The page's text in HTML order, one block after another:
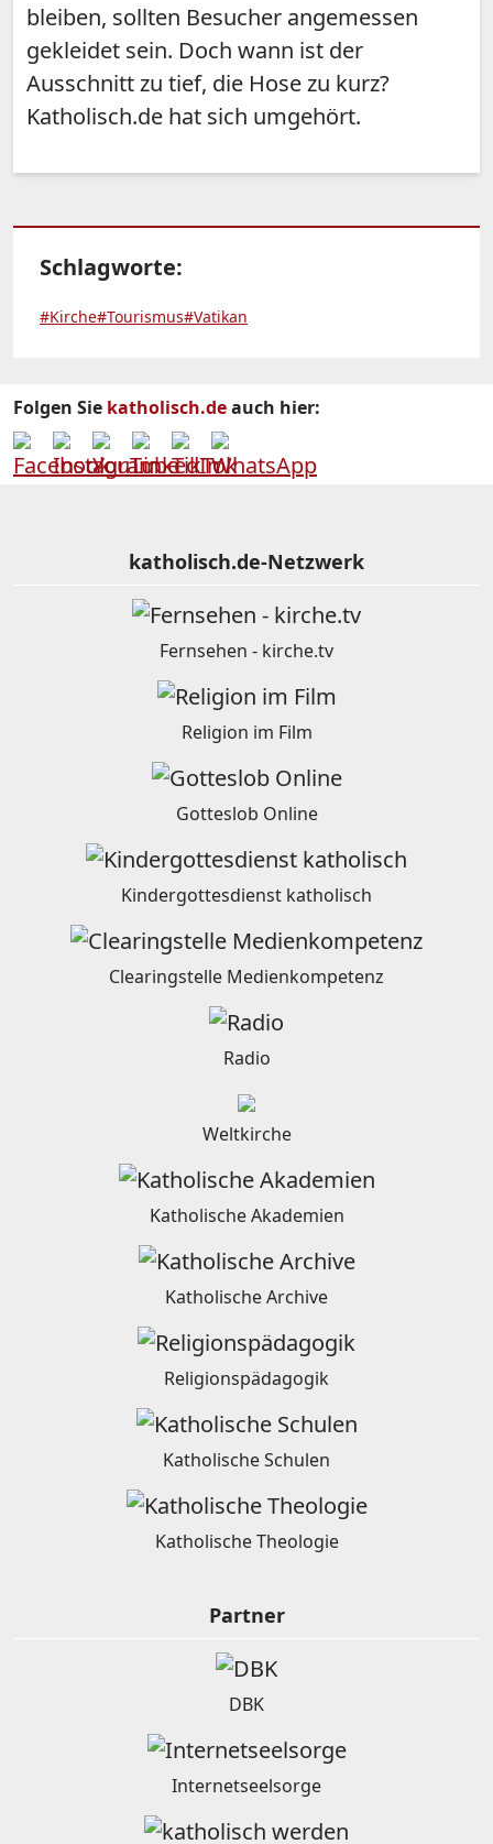
bleiben, sollten Besucher angemessen
gekleidet sein. Doch wann ist der
Ausschnitt zu tief, die Hose zu kurz?
Katholisch.de hat sich umgehört.
Schlagworte:
#Kirche#Tourismus#Vatikan
Folgen Sie katholisch.deauch hier:
katholisch.de-Netzwerk
Fernsehen - kirche.tv
Religion im Film
Gotteslob Online
Kindergottesdienst katholisch
Clearingstelle Medienkompetenz
Radio
Weltkirche
Katholische Akademien
Katholische Archive
Religionspädagogik
Katholische Schulen
Katholische Theologie
Partner
DBK
Internetseelsorge